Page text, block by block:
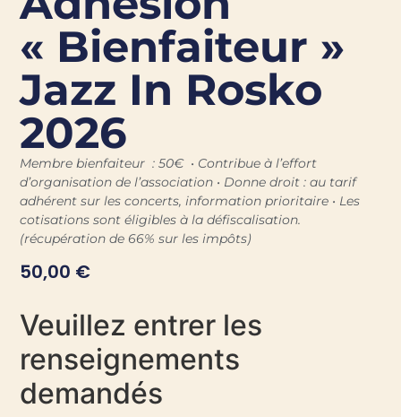
« Bienfaiteur »
Jazz In Rosko
2026
Membre bienfaiteur : 50€ • Contribue à l’effort
d’organisation de l’association • Donne droit : au tarif
adhérent sur les concerts, information prioritaire • Les
cotisations sont éligibles à la défiscalisation.
(récupération de 66% sur les impôts)
50,00 €
Veuillez entrer les
renseignements
demandés